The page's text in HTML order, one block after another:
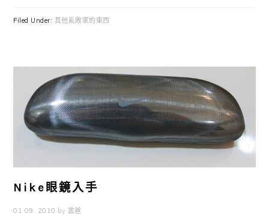
Filed Under: 其他亂敗家的東西
Nike眼鏡入手
01 09, 2010 by 雲爸